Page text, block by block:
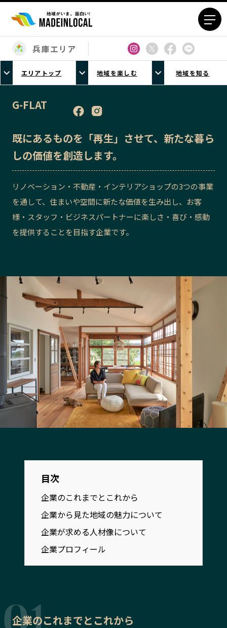
エリアから探す
北海道エリア
青森エリア
栃木エリア
群馬エリア
埼玉エリア
神奈川エリア
新潟エリア
富山エリア
石川エリア
京都エリア
大阪市エリア
北摂エリア
堺・泉州エリア
河内エリア
兵庫エリア
奈良エリア
和歌山エリア
鳥取エリア
島根エリア
岡山エリア
広島エリア
山口エリア
徳島エリア
香川エリア
愛媛エリア
高知エリア
福岡エリア
佐賀エリア
長崎エリア
宮崎エリア
鹿児島エリア
沖縄エリア
カテゴリから探す
特集コンテンツ
プレスリリース
地域豆知識
ニッポンの百選大全集
兵庫エリア
エリアトップ 地域を楽しむ 地域を知る
G-FLAT
既にあるものを「再生」させて、新たな暮ら
しの価値を創造します。
リノベーション・不動産・インテリアショップの3つの事業
を通して、住まいや空間に新たな価値を生み出し、お客
様・スタッフ・ビジネスパートナーに楽しさ・喜び・感動
を提供することを目指す企業です。
目次
企業のこれまでとこれから
企業から見た地域の魅力について
企業が求める人材像について
企業プロフィール
企業のこれまでとこれから